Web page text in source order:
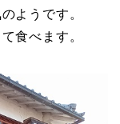
ようです。
食べます。